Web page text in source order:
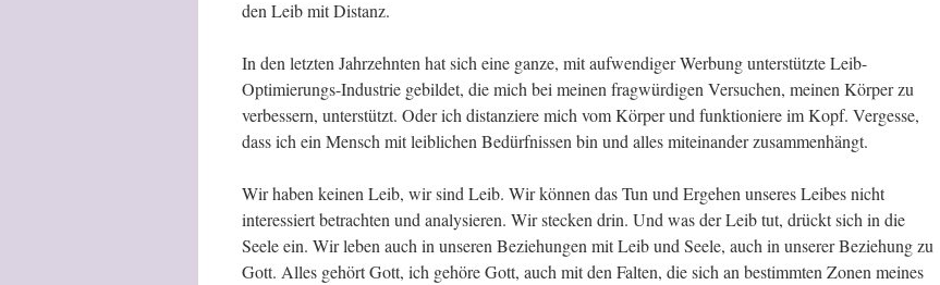
den Leib mit Distanz.
In den letzten Jahrzehnten hat sich eine ganze, mit aufwendiger Werbung unterstützte Leib-
Optimierungs-Industrie gebildet, die mich bei meinen fragwürdigen Versuchen, meinen Körper zu
verbessern, unterstützt. Oder ich distanziere mich vom Körper und funktioniere im Kopf. Vergesse,
dass ich ein Mensch mit leiblichen Bedürfnissen bin und alles miteinander zusammenhängt.
Wir haben keinen Leib, wir sind Leib. Wir können das Tun und Ergehen unseres Leibes nicht
interessiert betrachten und analysieren. Wir stecken drin. Und was der Leib tut, drückt sich in die
Seele ein. Wir leben auch in unseren Beziehungen mit Leib und Seele, auch in unserer Beziehung zu
Gott. Alles gehört Gott, ich gehöre Gott, auch mit den Falten, die sich an bestimmten Zonen meines